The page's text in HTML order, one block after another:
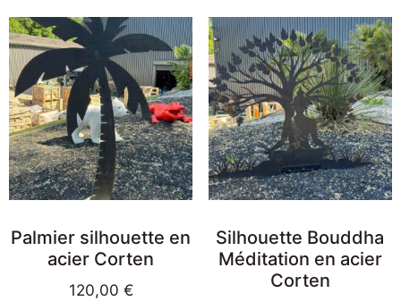
Palmier silhouette en
acier Corten
120,00 €
Silhouette Bouddha
Méditation en acier
Corten